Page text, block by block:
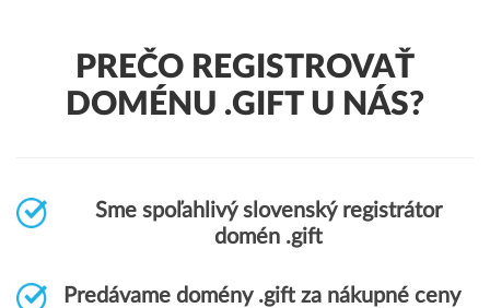
PREČO REGISTROVAŤ
DOMÉNU .GIFT U NÁS?
Sme spoľahlivý slovenský registrátor
domén .gift
Predávame domény .gift za nákupné ceny